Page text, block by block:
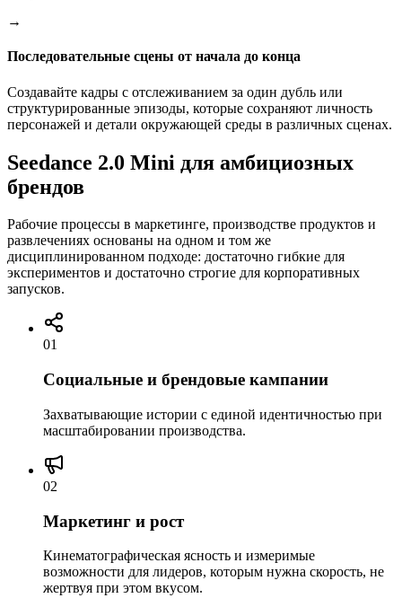
→
Последовательные сцены от начала до конца
Создавайте кадры с отслеживанием за один дубль или
структурированные эпизоды, которые сохраняют личность
персонажей и детали окружающей среды в различных сценах.
Seedance 2.0 Mini для амбициозных
брендов
Рабочие процессы в маркетинге, производстве продуктов и
развлечениях основаны на одном и том же
дисциплинированном подходе: достаточно гибкие для
экспериментов и достаточно строгие для корпоративных
запусков.
01
Социальные и брендовые кампании
Захватывающие истории с единой идентичностью при
масштабировании производства.
02
Маркетинг и рост
Кинематографическая ясность и измеримые
возможности для лидеров, которым нужна скорость, не
жертвуя при этом вкусом.